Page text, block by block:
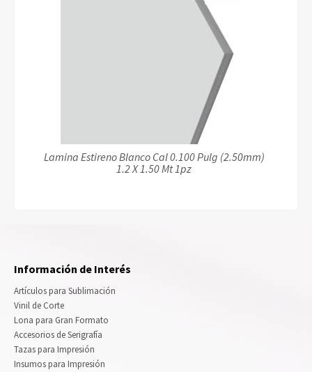
Lamina Estireno Blanco Cal 0.100 Pulg (2.50mm)
1.2 X 1.50 Mt 1pz
Información de Interés
Artículos para Sublimación
Vinil de Corte
Lona para Gran Formato
Accesorios de Serigrafía
Tazas para Impresión
Insumos para Impresión